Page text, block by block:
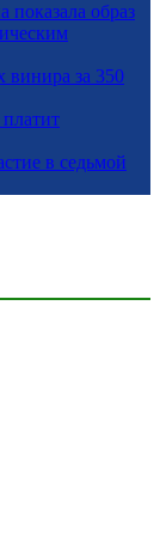
показала образ
винира за 350
в седьмой